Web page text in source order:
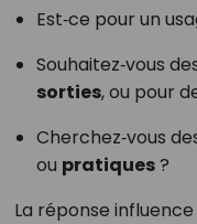
Est‑ce pour un
Souhaitez‑vous
sorties, ou pour
Cherchez‑vous
ou pratiques?
La réponse